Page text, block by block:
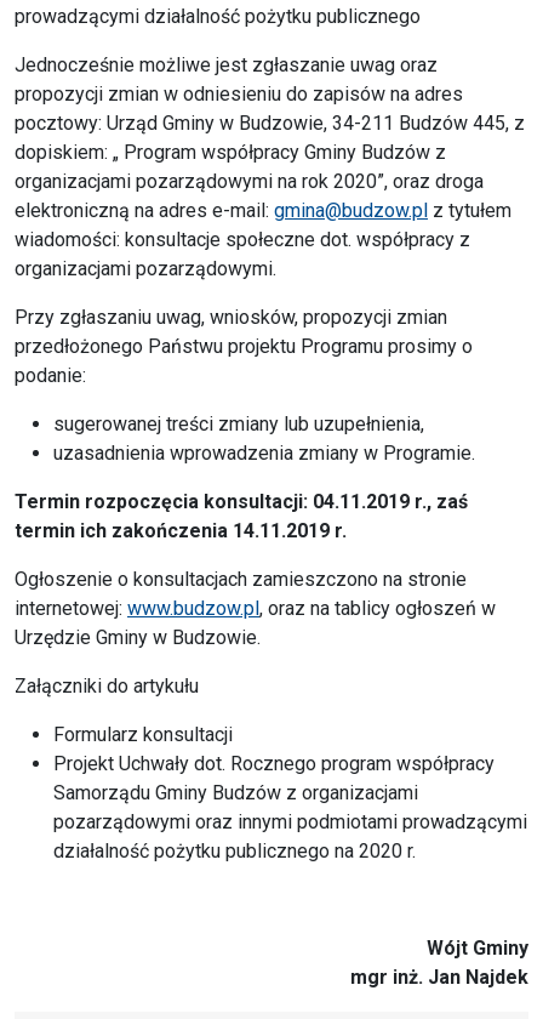
prowadzącymi działalność pożytku publicznego
Jednocześnie możliwe jest zgłaszanie uwag oraz
propozycji zmian w odniesieniu do zapisów na adres
pocztowy: Urząd Gminy w Budzowie, 34-211 Budzów 445, z
dopiskiem: „ Program współpracy Gminy Budzów z
organizacjami pozarządowymi na rok 2020”, oraz droga
elektroniczną na adres e-mail: gmina@budzow.pl z tytułem
wiadomości: konsultacje społeczne dot. współpracy z
organizacjami pozarządowymi.
Przy zgłaszaniu uwag, wniosków, propozycji zmian
przedłożonego Państwu projektu Programu prosimy o
podanie:
sugerowanej treści zmiany lub uzupełnienia,
uzasadnienia wprowadzenia zmiany w Programie.
Termin rozpoczęcia konsultacji: 04.11.2019 r., zaś
termin ich zakończenia 14.11.2019 r.
Ogłoszenie o konsultacjach zamieszczono na stronie
internetowej: www.budzow.pl, oraz na tablicy ogłoszeń w
Urzędzie Gminy w Budzowie.
Załączniki do artykułu
Formularz konsultacji
Projekt Uchwały dot. Rocznego program współpracy
Samorządu Gminy Budzów z organizacjami
pozarządowymi oraz innymi podmiotami prowadzącymi
działalność pożytku publicznego na 2020 r.
Wójt Gminy
mgr inż. Jan Najdek